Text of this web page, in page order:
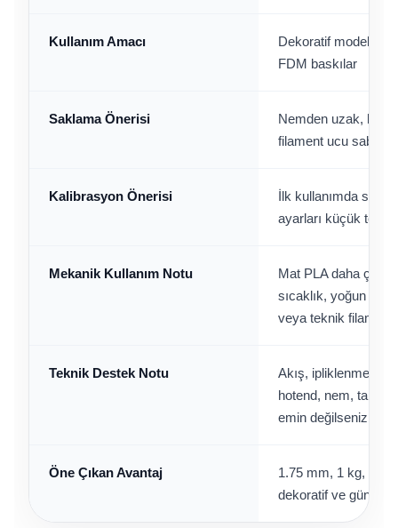
Kullanım Amacı
Dekoratif model,
FDM baskılar
Saklama Önerisi
Nemden uzak, kuru
filament ucu
Kalibrasyon Önerisi
İlk kullanımda
ayarları küçük test
Mekanik Kullanım Notu
Mat PLA daha çok
sıcaklık, yoğun
veya teknik
Teknik Destek Notu
Akış, ipliklenme
hotend, nem, tabla
emin değilseniz
Öne Çıkan Avantaj
1.75 mm, 1 kg,
dekoratif ve günlük